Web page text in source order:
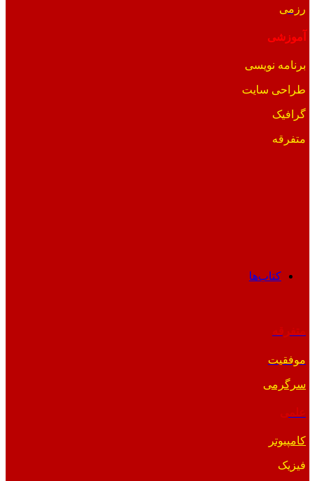
رزمی
آموزشی
برنامه نویسی
طراحی سایت
گرافیک
متفرقه
کتاب‌ها
موفقیت
سرگرمی
کامپیوتر
فیزیک